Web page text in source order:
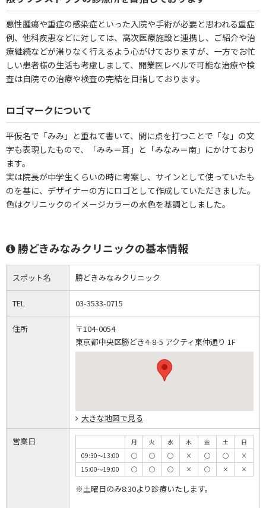
悪性腫瘍や重症の感染症といった入院や手術が必要と思われる重症
例、他科疾患などに対しては、高次医療施設と連携し、ご紹介や治
療継続などが滞りなく行えるよう心がけておりますが、一方でお忙
しい患者様の生活も考慮しまして、開業医レベルで可能な治療や検
査は自院での治療や検査の完結を目指しております。
ロゴマークについて
平仮名で「みみ」と重ねて書いて、間に点を打つことで「な」の文
字も表現したもので、「みみ＝耳」と「みなみ＝南」にかけており
ます。
実は院長が中学生くらいの時に考案し、サインとして使っていたも
のを基に、デザイナーの方にロゴとして作成していただきました。
色はクリニックのイメージカラーの水色を基調としました。
勝どきみなみクリニックの基本情報
スポット名 勝どきみなみクリニック
TEL 03-3533-0715
住所
〒104-0054
東京都中央区勝どき4-8-5 アクティ東仲通り 1F
大きな地図で見る
営業日 月 火 水 木 金 土
日
09:30～13:00
◯ ◯ ◯ × ◯ ◯
×
15:00～19:00
◯ ◯ ◯ × ◯ × ×
※土曜日のみ8:30より診療いたします。